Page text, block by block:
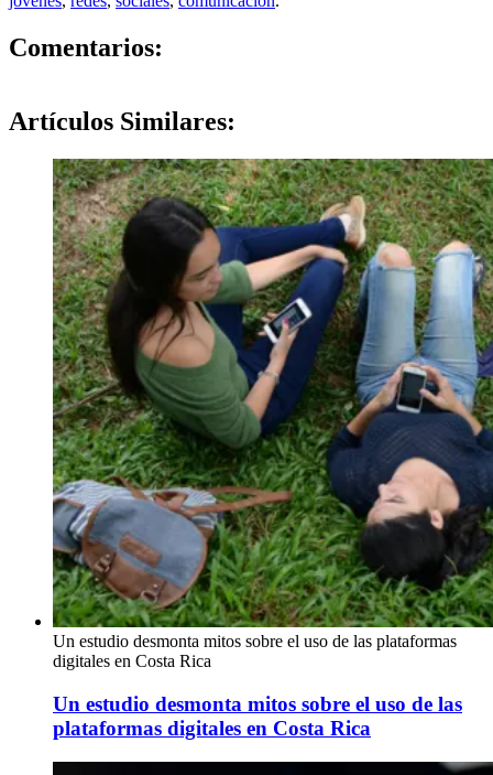
Comentarios:
Artículos Similares:
Un estudio desmonta mitos sobre el uso de las plataformas
digitales en Costa Rica
Un estudio desmonta mitos sobre el uso de las
plataformas digitales en Costa Rica